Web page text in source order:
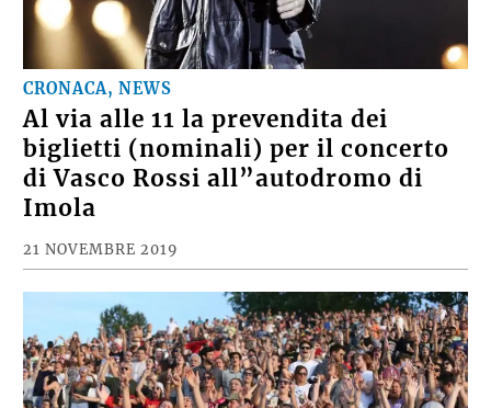
CRONACA, NEWS
Al via alle 11 la prevendita dei
biglietti (nominali) per il concerto
di Vasco Rossi all”autodromo di
Imola
21 NOVEMBRE 2019